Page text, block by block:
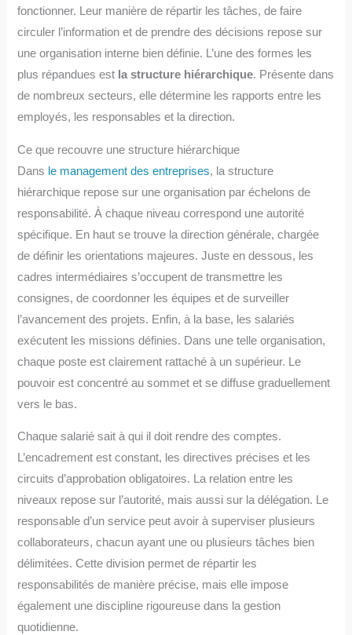
fonctionner. Leur manière de répartir les tâches, de faire
circuler l’information et de prendre des décisions repose sur
une organisation interne bien définie. L’une des formes les
plus répandues est la structure hiérarchique. Présente dans
de nombreux secteurs, elle détermine les rapports entre les
employés, les responsables et la direction.
Ce que recouvre une structure hiérarchique
Dans le management des entreprises, la structure
hiérarchique repose sur une organisation par échelons de
responsabilité. À chaque niveau correspond une autorité
spécifique. En haut se trouve la direction générale, chargée
de définir les orientations majeures. Juste en dessous, les
cadres intermédiaires s’occupent de transmettre les
consignes, de coordonner les équipes et de surveiller
l’avancement des projets. Enfin, à la base, les salariés
exécutent les missions définies. Dans une telle organisation,
chaque poste est clairement rattaché à un supérieur. Le
pouvoir est concentré au sommet et se diffuse graduellement
vers le bas.
Chaque salarié sait à qui il doit rendre des comptes.
L’encadrement est constant, les directives précises et les
circuits d’approbation obligatoires. La relation entre les
niveaux repose sur l’autorité, mais aussi sur la délégation. Le
responsable d’un service peut avoir à superviser plusieurs
collaborateurs, chacun ayant une ou plusieurs tâches bien
délimitées. Cette division permet de répartir les
responsabilités de manière précise, mais elle impose
également une discipline rigoureuse dans la gestion
quotidienne.